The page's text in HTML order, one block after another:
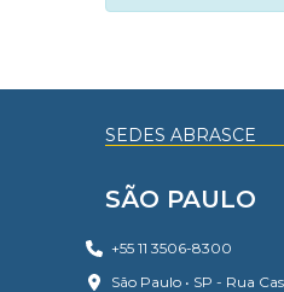
SEDES ABRASCE
SÃO PAULO
+55 11 3506-8300
São Paulo • SP - Rua